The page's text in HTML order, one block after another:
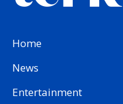
Home
News
Entertainment